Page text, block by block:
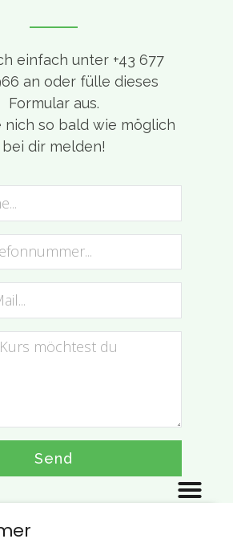
einfach unter +43 677
an oder fülle dieses
Formular aus.
nich so bald wie möglich
bei dir melden!
Send